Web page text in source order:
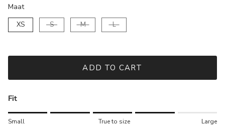
MaatMaat
XS S M L
ADD TO CART
Fit
Rating of 1 means Small.
Small True to size Large